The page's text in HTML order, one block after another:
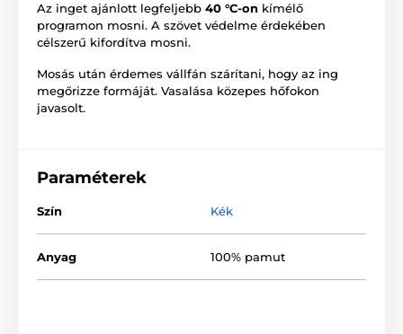
Az inget ajánlott legfeljebb 40 °C-on kímélő
programon mosni. A szövet védelme érdekében
célszerű kifordítva mosni.
Mosás után érdemes vállfán szárítani, hogy az ing
megőrizze formáját. Vasalása közepes hőfokon
javasolt.
Paraméterek
Szín Kék
Anyag 100% pamut